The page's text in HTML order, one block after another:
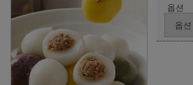
옵션